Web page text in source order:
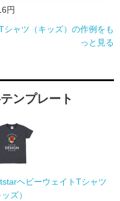
円
ャツ（キッズ）の作例をも
っと見る
ンプレート
ヘビーウェイトTシャツ
ッズ）